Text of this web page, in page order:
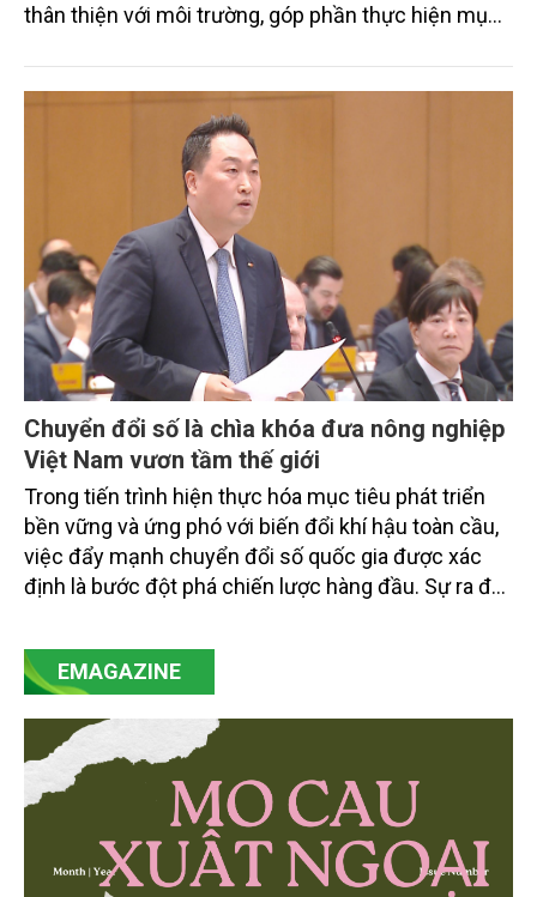
thân thiện với môi trường, góp phần thực hiện mục
trình thu hút sự tham gia của đông đảo đại biểu đến
từ các cơ quan quản lý nhà nước, đơn vị nghiên cứu,
doanh nghiệp, hợp tác xã và nông dân đang trực
tiếp triển khai mô hình sản xuất lúa phát thải thấp.
Chuyển đổi số là chìa khóa đưa nông nghiệp
Việt Nam vươn tầm thế giới
Trong tiến trình hiện thực hóa mục tiêu phát triển
bền vững và ứng phó với biến đổi khí hậu toàn cầu,
việc đẩy mạnh chuyển đổi số quốc gia được xác
định là bước đột phá chiến lược hàng đầu. Sự ra đời
mạnh mẽ, thúc đẩy quá trình cải cách toàn diện,
minh bạch hóa chuỗi cung ứng và nâng cao hiệu
then chốt là nông nghiệp và môi trường.
EMAGAZINE